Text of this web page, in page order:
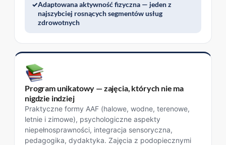
Adaptowana aktywność fizyczna — jeden z
najszybciej rosnących segmentów usług
zdrowotnych
Program unikatowy — zajęcia, których nie ma
nigdzie indziej
Praktyczne formy AAF (halowe, wodne, terenowe,
letnie i zimowe), psychologiczne aspekty
niepełnosprawności, integracja sensoryczna,
pedagogika, dydaktyka. Zajęcia z podopiecznymi